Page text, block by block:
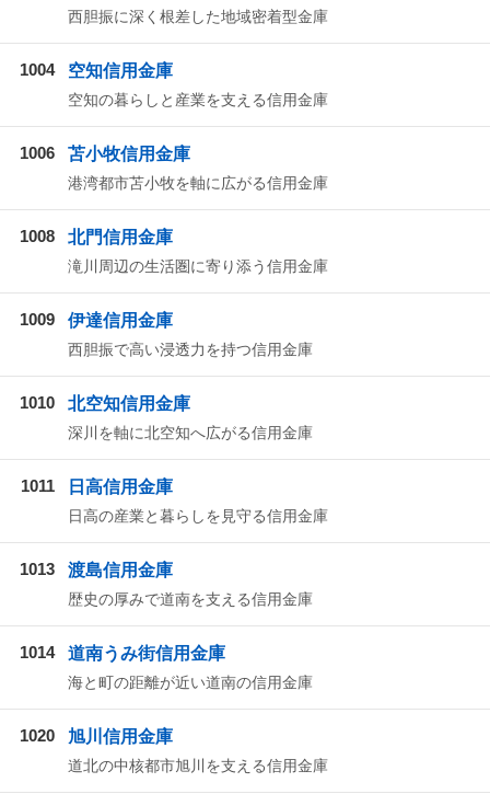
西胆振に深く根差した地域密着型金庫
1004 空知信用金庫
空知の暮らしと産業を支える信用金庫
1006 苫小牧信用金庫
港湾都市苫小牧を軸に広がる信用金庫
1008 北門信用金庫
滝川周辺の生活圏に寄り添う信用金庫
1009 伊達信用金庫
西胆振で高い浸透力を持つ信用金庫
1010 北空知信用金庫
深川を軸に北空知へ広がる信用金庫
1011 日高信用金庫
日高の産業と暮らしを見守る信用金庫
1013 渡島信用金庫
歴史の厚みで道南を支える信用金庫
1014 道南うみ街信用金庫
海と町の距離が近い道南の信用金庫
1020 旭川信用金庫
道北の中核都市旭川を支える信用金庫